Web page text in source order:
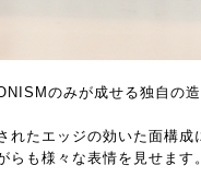
のみが成せる独自の造
たエッジの効いた面構成
も様々な表情を見せます。